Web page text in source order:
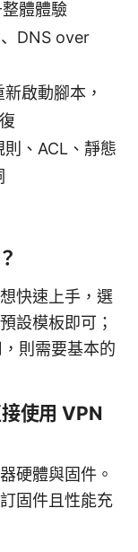
體體驗
DNS over
啟動腳本，
、ACL、靜態
快速上手，選
設模板即可；
則需要基本的
使用 VPN
硬體與固件。
固件且性能充